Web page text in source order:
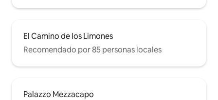
El Camino de los Limones
Recomendado por 85 personas locales
Palazzo Mezzacapo